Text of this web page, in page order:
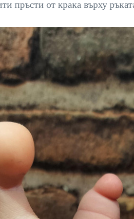
пръсти от крака върху